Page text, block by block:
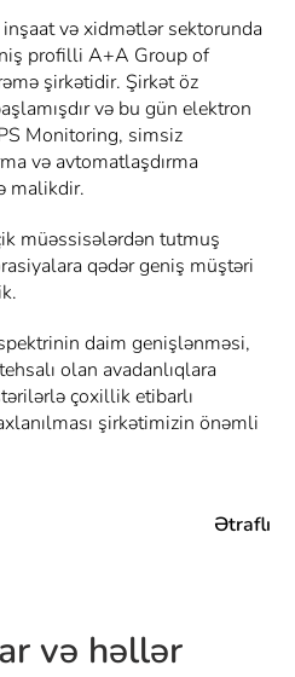
və xidmətlər sektorunda
profilli A+A Group of
şirkətidir. Şirkət öz
və bu gün elektron
Monitoring, simsiz
və avtomatlaşdırma
malikdir.
müəssisələrdən tutmuş
qədər geniş müştəri
daim genişlənməsi,
olan avadanlıqlara
çoxillik etibarlı
şirkətimizin önəmli
Ətraflı
və həllər